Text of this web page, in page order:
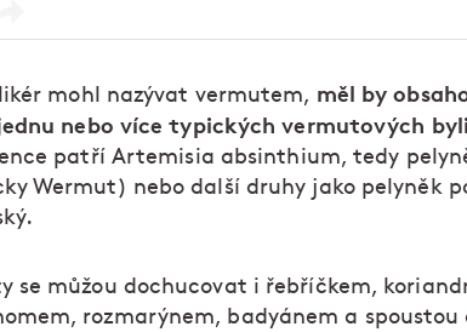
mohl nazývat vermutem, měl by
nebo více typických vermutových
patří Artemisia absinthium, tedy
Wermut) nebo další druhy jako pelyněk
se můžou dochucovat i řebříčkem,
rozmarýnem, badyánem a spoustou